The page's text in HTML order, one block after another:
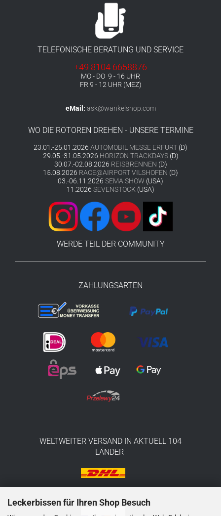
Leckerbissen für Ihren Shop Besuch
TELEFONISCHE BERATUNG UND SERVICE
+49 8104 6658876
MO - DO 9 - 16 UHR
FR 9 - 12 UHR (MEZ)
eMail: ask@wankelshop.com
WO DIE ROTOREN DREHEN - UNSERE TERMINE
23.01.-25.01.2026 AUTOMOBIL MESSE ERFURT (D)
29.05.-31.05.2026 HORIZON TRACKDAYS(D)
30.07.-02.08.2026 REISBRENNEN (D)
15.08.2026 RACE@AIRPORT VILSHOFEN (D)
03.-06.11.2026 SEMA SHOW (USA)
11.2026 SEVENSTOCK (USA)
WERDE TEIL DER COMMUNITY
ZAHLUNGSARTEN
WELTWEITER VERSAND IN AKTUELL 104
LÄNDER